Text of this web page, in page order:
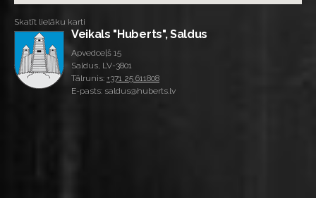
Skatīt lielāku karti
Veikals "Huberts", Saldus
Apvedceļš 15
Saldus, LV-3801
Tālrunis: +371 25 611808
E-pasts: saldus@huberts.lv